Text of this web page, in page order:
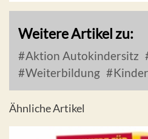
Weitere Artikel zu:
Aktion Autokindersitz
Weiterbildung
Ähnliche Artikel